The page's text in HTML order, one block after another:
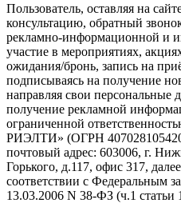
Пользователь, оставляя на
консультацию, обратный
рекламно-информационной и
участие в мероприятиях,
ожидания/бронь, запись на
подписываясь на получение
направляя свои персональные
получение рекламной
ограниченной
РИЭЛТИ» (ОГРН
почтовый адрес: 603006, г.
Горького, д.117, офис 317,
соответствии с Федеральным
13.03.2006 N 38-ФЗ (ч.1 статьи